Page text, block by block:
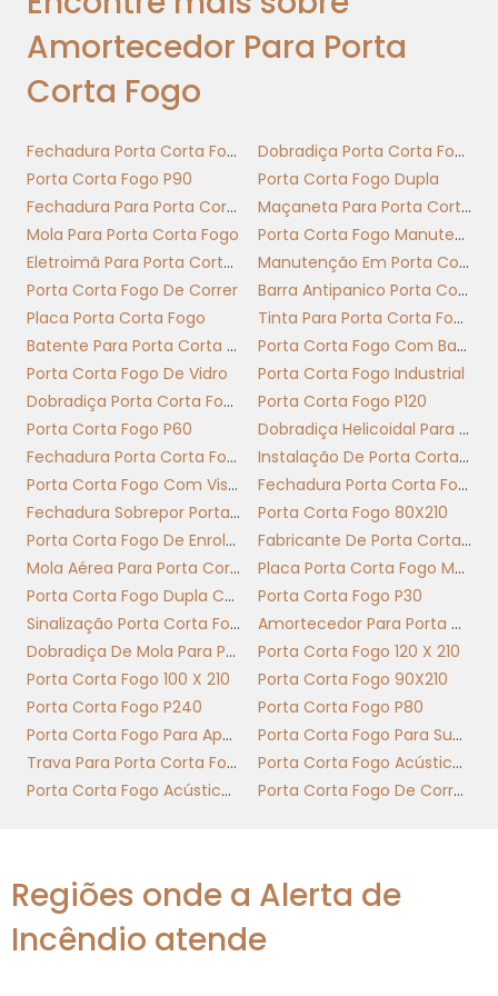
economia inicial pode elevar riscos e custos
Selecione o amortecedor para porta corta
fogo conforme peso, frequência de uso e
certificação; monte alinhamento e torque
corretamente ao instalar para desempenho
contínuo.
ACESSÓRIOS E PEÇAS:
DOBRADIÇAS, FECHADURA,
FOLHAS E OUTROS
ACESSORIOS ESSENCIAIS
Portas corta fogo dependem de peças
coordenadas: dobradiça, fechadura e folha,
além de acessórios que garantem o
fechamento seguro e a ação do amortecedor
para porta corta fogo.
Integração mecânica entre peças
para desempenho certificado
A seleção da folha apropriada determina
massa, inércia e compatibilidade com o
amortecedor para porta corta fogo. Folhas
em aço de 1,2–1,5 mm com núcleo resistente
vedação por mais tempo. Escolher o modelo
certo evita esforço excessivo nas dobradiças
e reduz manutenção do sistema de
Amortecedor Para Porta
Corta Fogo
Fechadura Porta Corta Fogo
Dobradiça Porta Corta Fogo
Porta Corta Fogo P90
Porta Corta Fogo Dupla
Fechadura Para Porta Corta Fogo Com Chave
Maçaneta Para Porta Corta Fogo
Mola Para Porta Corta Fogo
Porta Corta Fogo Manutenção
Eletroimã Para Porta Corta Fogo
Manutenção Em Porta Corta Fogo
Porta Corta Fogo De Correr
Barra Antipanico Porta Corta Fogo
Placa Porta Corta Fogo
Tinta Para Porta Corta Fogo
Batente Para Porta Corta Fogo
Porta Corta Fogo Com Barra Antipanico
Porta Corta Fogo De Vidro
Porta Corta Fogo Industrial
Dobradiça Porta Corta Fogo Com Mola
Porta Corta Fogo P120
Porta Corta Fogo P60
Dobradiça Helicoidal Para Porta Corta Fogo
Fechadura Porta Corta Fogo Com Barra Antipânico
Instalação De Porta Corta Fogo
Porta Corta Fogo Com Visor
Fechadura Porta Corta Fogo Sem Chave
Fechadura Sobrepor Porta Corta Fogo
Porta Corta Fogo 80X210
Porta Corta Fogo De Enrolar
Fabricante De Porta Corta Fogo
Mola Aérea Para Porta Corta Fogo
Placa Porta Corta Fogo Mantenha Fechada
Porta Corta Fogo Dupla Com Barra Antipanico
Porta Corta Fogo P30
Sinalização Porta Corta Fogo
Amortecedor Para Porta Corta Fogo
Dobradiça De Mola Para Porta Corta Fogo
Porta Corta Fogo 120 X 210
Porta Corta Fogo 100 X 210
Porta Corta Fogo 90X210
Porta Corta Fogo P240
Porta Corta Fogo P80
Porta Corta Fogo Para Apartamento
Porta Corta Fogo Para Subestação
Trava Para Porta Corta Fogo
Porta Corta Fogo Acústica Nível 1
Porta Corta Fogo Acústica Nível 2
Porta Corta Fogo De Correr Industrial
Regiões onde a Alerta de
Incêndio atende